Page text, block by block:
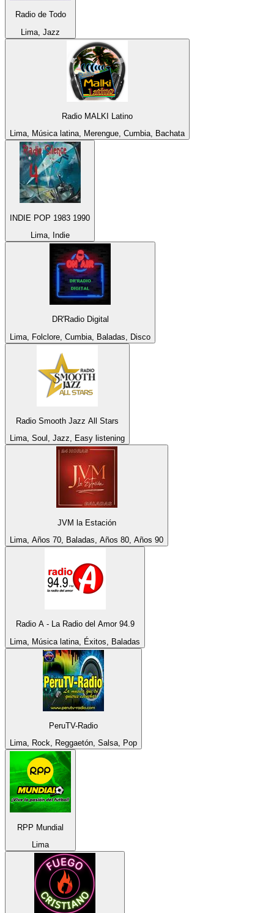
Radio de Todo
Lima, Jazz
Radio MALKI Latino
Lima, Música latina, Merengue, Cumbia, Bachata
INDIE POP 1983 1990
Lima, Indie
DR'Radio Digital
Lima, Folclore, Cumbia, Baladas, Disco
Radio Smooth Jazz All Stars
Lima, Soul, Jazz, Easy listening
JVM la Estación
Lima, Años 70, Baladas, Años 80, Años 90
Radio A - La Radio del Amor 94.9
Lima, Música latina, Éxitos, Baladas
PeruTV-Radio
Lima, Rock, Reggaetón, Salsa, Pop
RPP Mundial
Lima